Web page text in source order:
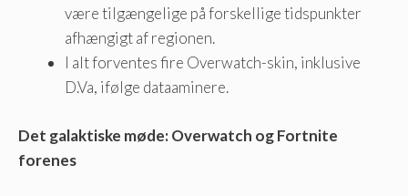
være tilgængelige på forskellige tidspunkter
afhængigt af regionen.
I alt forventes fire Overwatch-skin, inklusive
D.Va, ifølge dataaminere.
Det galaktiske møde: Overwatch og Fortnite
forenes